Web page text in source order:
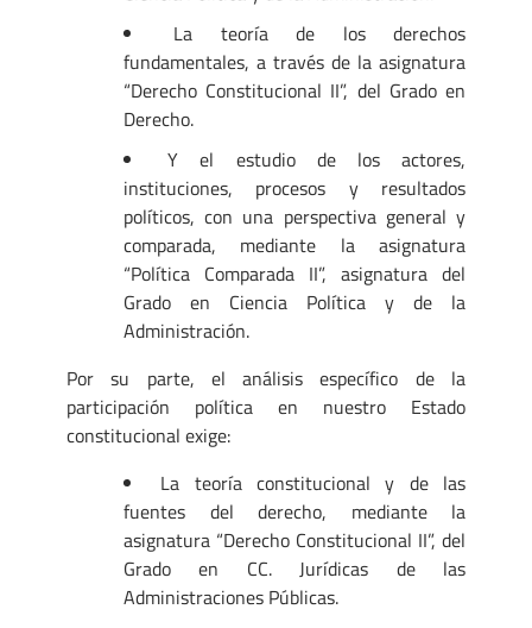
La teoría de los derechos
fundamentales, a través de la asignatura
“Derecho Constitucional II”, del Grado en
Derecho.
Y el estudio de los actores,
instituciones, procesos y resultados
políticos, con una perspectiva general y
comparada, mediante la asignatura
“Política Comparada II”, asignatura del
Grado en Ciencia Política y de la
Administración.
Por su parte, el análisis específico de la
participación política en nuestro Estado
constitucional exige:
La teoría constitucional y de las
fuentes del derecho, mediante la
asignatura “Derecho Constitucional II”, del
Grado en CC. Jurídicas de las
Administraciones Públicas.